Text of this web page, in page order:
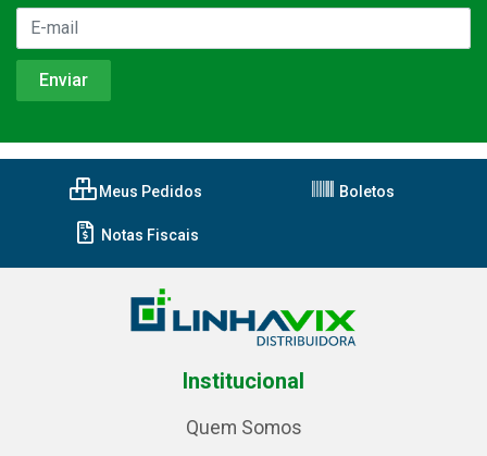
Meus Pedidos Boletos
Notas Fiscais
Institucional
Quem Somos